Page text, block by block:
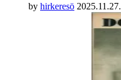
by hirkeresö 2025.11.27.